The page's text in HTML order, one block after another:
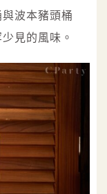
波本豬頭桶
見的風味。